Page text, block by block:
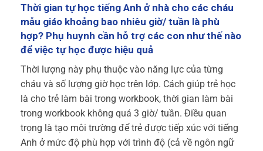
Thời gian tự học tiếng Anh ở nhà cho các cháu
mẫu giáo khoảng bao nhiêu giờ/ tuần là phù
hợp? Phụ huynh cần hỗ trợ các con như thế nào
để việc tự học được hiệu quả
Thời lượng này phụ thuộc vào năng lực của từng
cháu và số lượng giờ học trên lớp. Cách giúp trẻ học
là cho trẻ làm bài trong workbook, thời gian làm bài
trong workbook không quá 3 giờ/ tuần. Điều quan
trọng là tạo môi trường để trẻ được tiếp xúc với tiếng
Anh ở mức độ phù hợp với trình độ (cả về ngôn ngữ